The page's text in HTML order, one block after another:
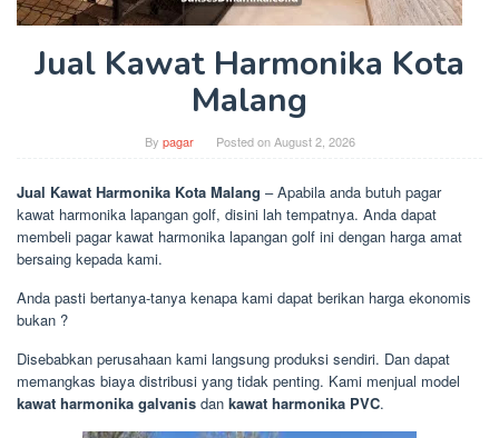
Jual Kawat Harmonika Kota
Malang
By pagar Posted onAugust 2, 2026
Jual Kawat Harmonika Kota Malang – Apabila anda butuh pagar
kawat harmonika lapangan golf, disini lah tempatnya. Anda dapat
membeli pagar kawat harmonika lapangan golf ini dengan harga amat
bersaing kepada kami.
Anda pasti bertanya-tanya kenapa kami dapat berikan harga ekonomis
bukan ?
Disebabkan perusahaan kami langsung produksi sendiri. Dan dapat
memangkas biaya distribusi yang tidak penting. Kami menjual model
kawat harmonika galvanis dan kawat harmonika PVC.